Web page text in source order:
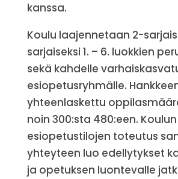
kanssa.
Koulu laajennetaan 2-
sarjaiseksi 1. – 6. luokkien
sekä kahdelle
esiopetusryhmälle.
yhteenlaskettu
noin 300:sta 480:een.
esiopetustilojen toteutus
yhteyteen luo edellytykset
ja opetuksen luontevalle